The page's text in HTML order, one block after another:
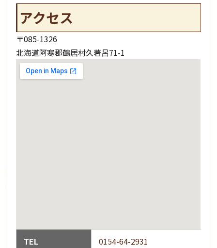
アクセス
〒085-1326
北海道阿寒郡鶴居村久著呂71-1
TEL
0154-64-2931